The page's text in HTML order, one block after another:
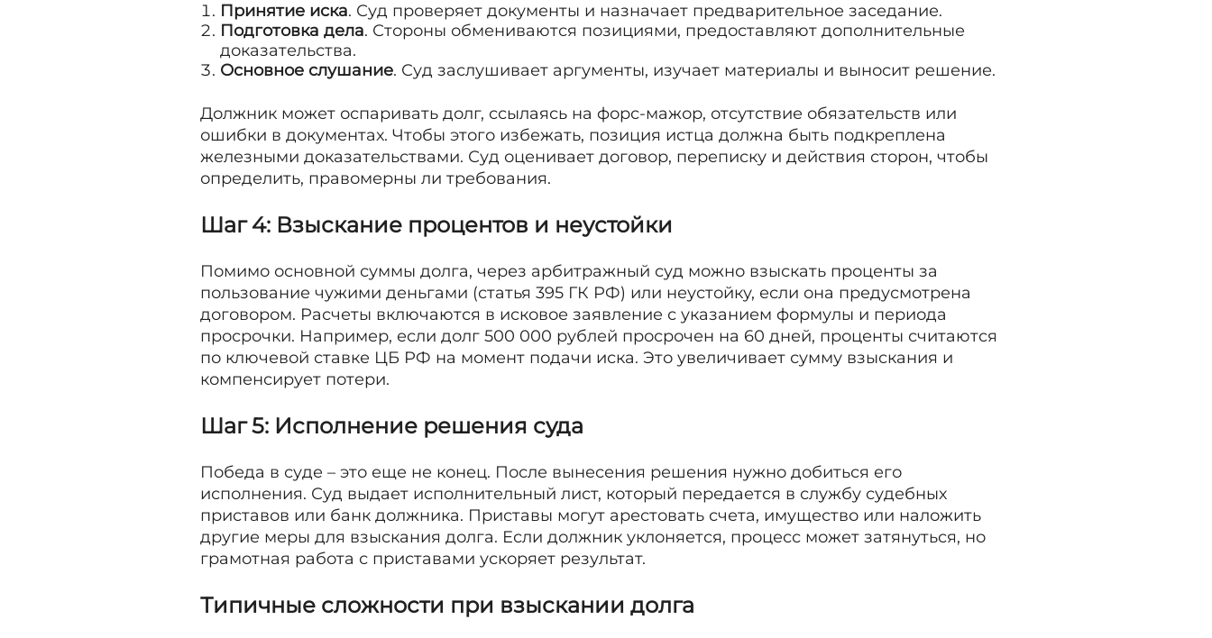
Принятие иска. Суд проверяет документы и назначает предварительное заседание.
Подготовка дела. Стороны обмениваются позициями, предоставляют дополнительные
доказательства.
Основное слушание. Суд заслушивает аргументы, изучает материалы и выносит решение.
Должник может оспаривать долг, ссылаясь на форс-мажор, отсутствие обязательств или
ошибки в документах. Чтобы этого избежать, позиция истца должна быть подкреплена
железными доказательствами. Суд оценивает договор, переписку и действия сторон, чтобы
определить, правомерны ли требования.
Шаг 4: Взыскание процентов и неустойки
Помимо основной суммы долга, через арбитражный суд можно взыскать проценты за
пользование чужими деньгами (статья 395 ГК РФ) или неустойку, если она предусмотрена
договором. Расчеты включаются в исковое заявление с указанием формулы и периода
просрочки. Например, если долг 500 000 рублей просрочен на 60 дней, проценты считаются
по ключевой ставке ЦБ РФ на момент подачи иска. Это увеличивает сумму взыскания и
компенсирует потери.
Шаг 5: Исполнение решения суда
Победа в суде – это еще не конец. После вынесения решения нужно добиться его
исполнения. Суд выдает исполнительный лист, который передается в службу судебных
приставов или банк должника. Приставы могут арестовать счета, имущество или наложить
другие меры для взыскания долга. Если должник уклоняется, процесс может затянуться, но
грамотная работа с приставами ускоряет результат.
Типичные сложности при взыскании долга